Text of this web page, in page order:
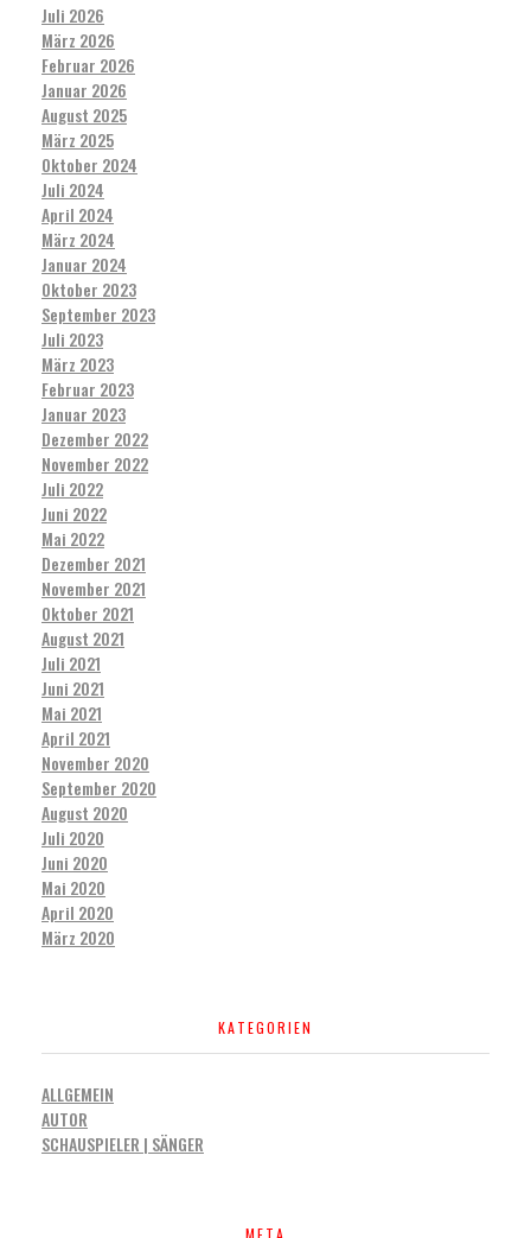
Juli 2026
März 2026
Februar 2026
Januar 2026
August 2025
März 2025
Oktober 2024
Juli 2024
April 2024
März 2024
Januar 2024
Oktober 2023
September 2023
Juli 2023
März 2023
Februar 2023
Januar 2023
Dezember 2022
November 2022
Juli 2022
Juni 2022
Mai 2022
Dezember 2021
November 2021
Oktober 2021
August 2021
Juli 2021
Juni 2021
Mai 2021
April 2021
November 2020
September 2020
August 2020
Juli 2020
Juni 2020
Mai 2020
April 2020
März 2020
KATEGORIEN
ALLGEMEIN
AUTOR
SCHAUSPIELER | SÄNGER
META